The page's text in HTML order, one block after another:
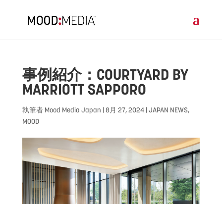
事例紹介：COURTYARD BY
MARRIOTT SAPPORO
執筆者 Mood Media Japan |8月 27, 2024|JAPAN NEWS,
MOOD